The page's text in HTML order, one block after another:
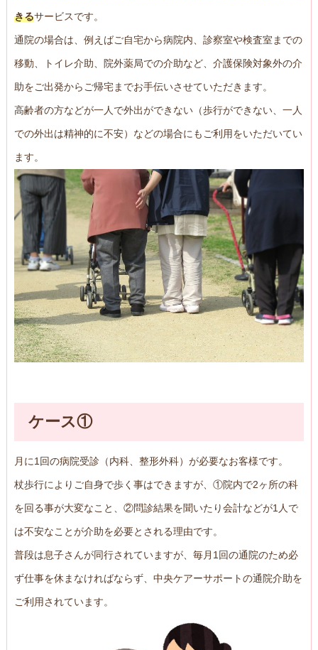
きるサービスです。
通院の場合は、例えばご自宅から病院内、診察室や検査室までの
移動、トイレ介助、院外薬局での介助など、介護保険対象外の介
助をご出発からご帰宅までお手伝いさせていただきます。
高齢者の方などが一人で外出ができない（歩行ができない、一人
での外出は精神的に不安）などの場合にもご利用をいただいてい
ます。
ケース①
月に1回の病院受診（内科、整形外科）が必要なお客様です。
杖歩行によりご自身で歩く事はできますが、①院内で2ヶ所の科
を回る事が大変なこと、②問診結果を聞いたり会計などが1人で
は不安なことが介助を必要とされる理由です。
普段は息子さんが同行されていますが、毎月1回の通院のため必
ず仕事を休まなければならず、中央ケアーサポートの通院介助を
ご利用されています。